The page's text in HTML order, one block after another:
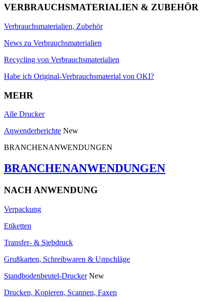
VERBRAUCHSMATERIALIEN & ZUBEHÖR
Verbrauchsmaterialien, Zubehör
News zu Verbrauchsmaterialien
Recycling von Verbrauchsmaterialien
Habe ich Original-Verbrauchsmaterial von OKI?
MEHR
Alle Drucker
Anwenderberichte New
BRANCHENANWENDUNGEN
BRANCHENANWENDUNGEN
NACH ANWENDUNG
Verpackung
Etiketten
Transfer- & Siebdruck
Grußkarten, Schreibwaren & Umschläge
Standbodenbeutel-Drucker New
Drucken, Kopieren, Scannen, Faxen